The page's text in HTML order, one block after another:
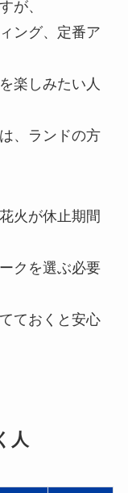
が、
ング、定番ア
楽しみたい人
、ランドの方
火が休止期間
クを選ぶ必要
ておくと安心
人